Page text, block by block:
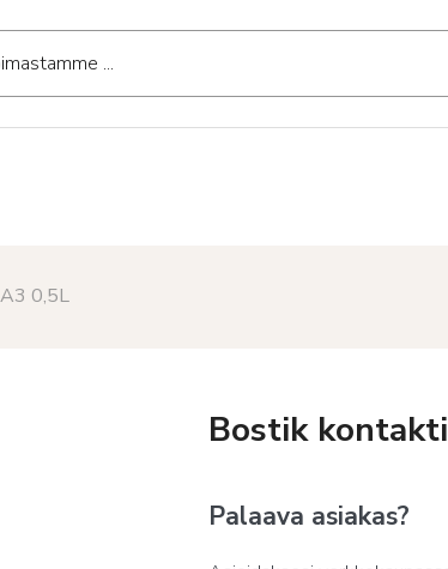
0,5L
Bostik
Palaava asiakas?